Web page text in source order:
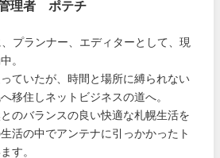
理者 ポテチ
プランナー、エディターとして、現
。
ていたが、時間と場所に縛られない
移住しネットビジネスの道へ。
のバランスの良い快適な札幌生活を
活の中でアンテナに引っかかったト
す。